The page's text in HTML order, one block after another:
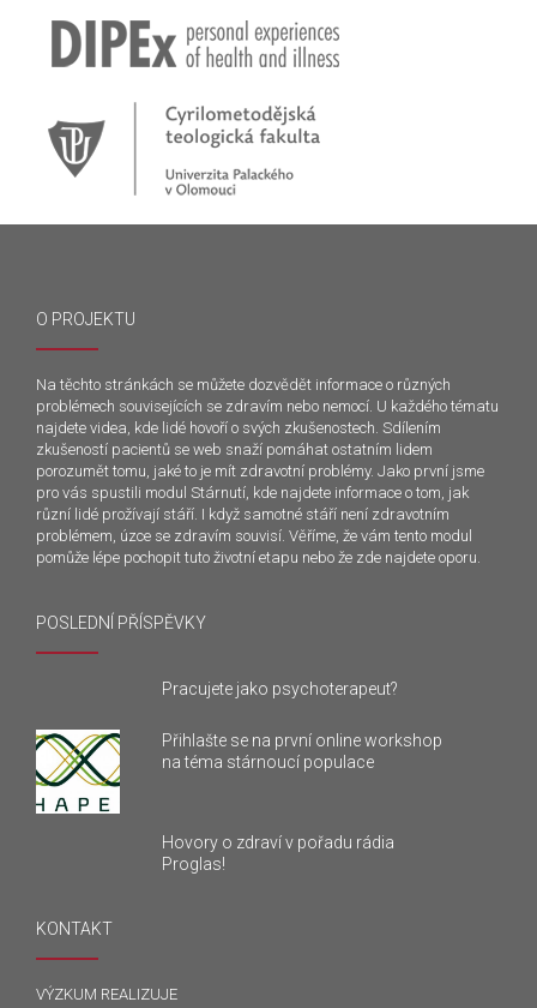
O PROJEKTU
Na těchto stránkách se můžete dozvědět informace o různých
problémech souvisejících se zdravím nebo nemocí. U každého tématu
najdete videa, kde lidé hovoří o svých zkušenostech. Sdílením
zkušeností pacientů se web snaží pomáhat ostatním lidem
porozumět tomu, jaké to je mít zdravotní problémy. Jako první jsme
pro vás spustili modul Stárnutí, kde najdete informace o tom, jak
různí lidé prožívají stáří. I když samotné stáří není zdravotním
problémem, úzce se zdravím souvisí. Věříme, že vám tento modul
pomůže lépe pochopit tuto životní etapu nebo že zde najdete oporu.
POSLEDNÍ PŘÍSPĚVKY
Pracujete jako psychoterapeut?
Přihlašte se na první online workshop
na téma stárnoucí populace
Hovory o zdraví v pořadu rádia
Proglas!
KONTAKT
VÝZKUM REALIZUJE